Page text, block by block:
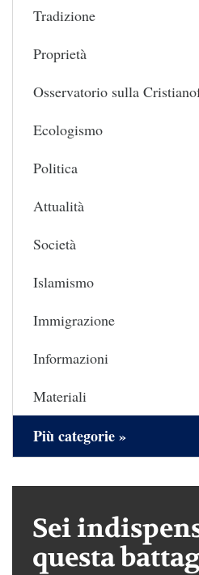
Tradizione
Proprietà
Osservatorio sulla
Ecologismo
Politica
Attualità
Società
Islamismo
Immigrazione
Informazioni
Materiali
Più categorie »
Sei
questa